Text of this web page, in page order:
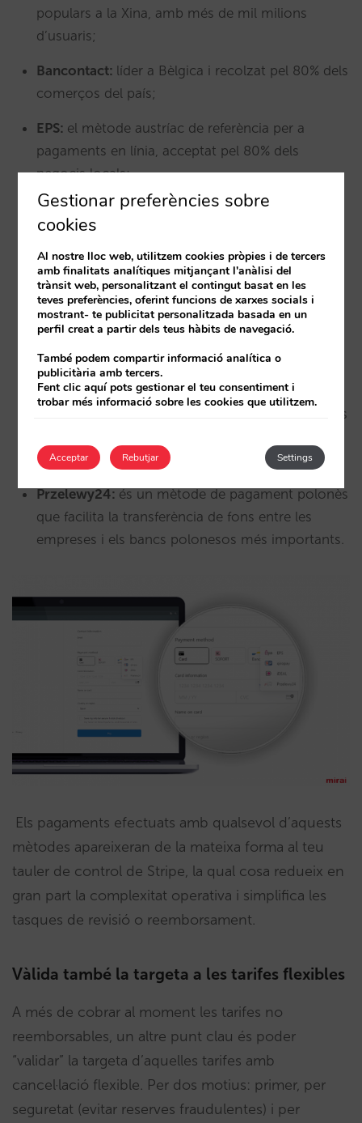
populars a la Xina, amb més de mil milions
d’usuaris;
Bancontact: líder a Bèlgica i recolzat pel 80% dels
comerços del país;
EPS: el mètode austríac de referència per a
pagaments en línia, acceptat pel 80% dels
negocis locals;
FPX: mètode de pagament de Malàisia que
permet als clients efectuar transaccions en línia
mitjançant les credencials bancàries;
Giropay:és un mètode de pagament alemany
adequat per aquells models de negoci que
requereixen una garantia dels fons resultants
d’una transacció;
Multibanco:xarxa que integra els caixers
automàtics dels bancs a Portugal, que permet als
de la banca en línia;
Przelewy24: és un mètode de pagament polonès
que facilita la transferència de fons entre les
empreses i els bancs polonesos més importants.
Els pagaments efectuats amb qualsevol d’aquests
mètodes apareixeran de la mateixa forma al teu
tauler de control de Stripe, la qual cosa redueix en
gran part la complexitat operativa i simplifica les
tasques de revisió o reemborsament.
Vàlida també la targeta a les tarifes flexibles
A més de cobrar al moment les tarifes no
reemborsables, un altre punt clau és poder
“validar” la targeta d’aquelles tarifes amb
cancel·lació flexible. Per dos motius: primer, per
seguretat (evitar reserves fraudulentes) i per
Gestionar preferències sobre
cookies
Al nostre lloc web, utilitzem cookies pròpies i de tercers
amb finalitats analítiques mitjançant l'anàlisi del
trànsit web, personalitzant el contingut basat en les
teves preferències, oferint funcions de xarxes socials i
mostrant- te publicitat personalitzada basada en un
perfil creat a partir dels teus hàbits de navegació.
També podem compartir informació analítica o
publicitària amb tercers.
Fent clic aquí pots gestionar el teu consentiment i
trobar més informació sobre les cookies que utilitzem.
Acceptar Settings
Rebutjar